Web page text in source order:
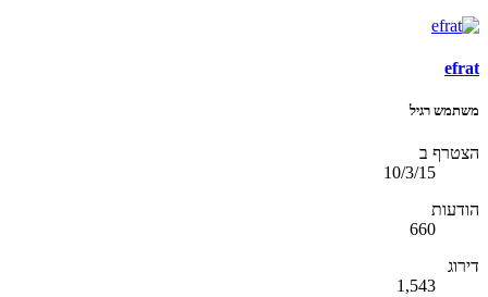
efrat
משתמש רגיל
הצטרף ב
10/3/15
הודעות
660
דירוג
1,543